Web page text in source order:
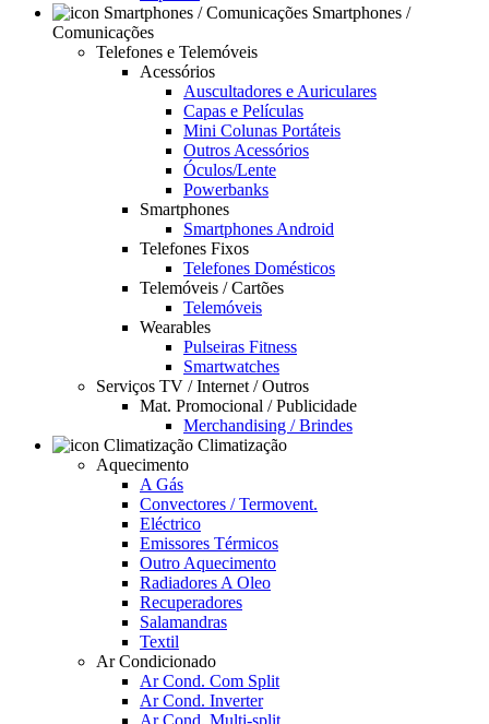
Smartphones /
Comunicações
Telefones e Telemóveis
Acessórios
Auscultadores e Auriculares
Capas e Películas
Mini Colunas Portáteis
Outros Acessórios
Óculos/Lente
Powerbanks
Smartphones
Smartphones Android
Telefones Fixos
Telefones Domésticos
Telemóveis / Cartões
Telemóveis
Wearables
Pulseiras Fitness
Smartwatches
Serviços TV / Internet / Outros
Mat. Promocional / Publicidade
Merchandising / Brindes
Climatização
Aquecimento
A Gás
Convectores / Termovent.
Eléctrico
Emissores Térmicos
Outro Aquecimento
Radiadores A Oleo
Recuperadores
Salamandras
Textil
Ar Condicionado
Ar Cond. Com Split
Ar Cond. Inverter
Ar Cond. Multi-split